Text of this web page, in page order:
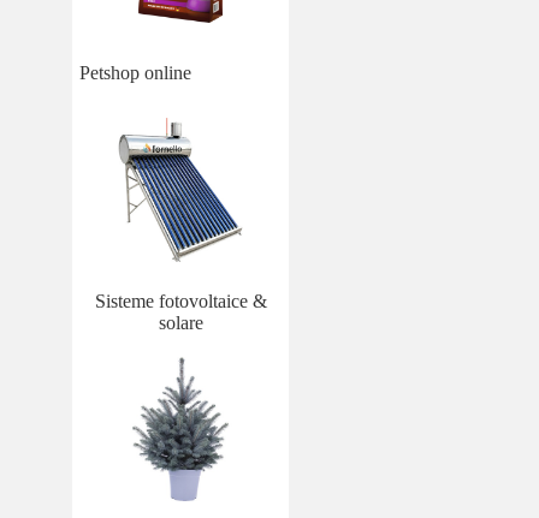
Petshop online
Sisteme fotovoltaice &
solare